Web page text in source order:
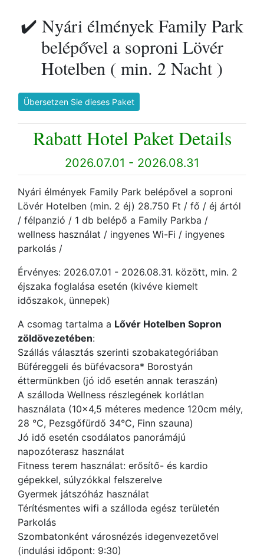
✔️ Nyári élmények Family Park
belépővel a soproni Lövér
Hotelben ( min. 2 Nacht )
Übersetzen Sie dieses Paket
Rabatt Hotel Paket Details
2026.07.01 - 2026.08.31
Nyári élmények Family Park belépővel a soproni
Lövér Hotelben (min. 2 éj) 28.750 Ft / fő / éj ártól
/ félpanzió / 1 db belépő a Family Parkba /
wellness használat / ingyenes Wi-Fi / ingyenes
parkolás /
Érvényes: 2026.07.01 - 2026.08.31. között, min. 2
éjszaka foglalása esetén (kivéve kiemelt
időszakok, ünnepek)
A csomag tartalma a Lővér Hotelben Sopron
zöldövezetében:
Szállás választás szerinti szobakategóriában
Büféreggeli és büfévacsora* Borostyán
éttermünkben (jó idő esetén annak teraszán)
A szálloda Wellness részlegének korlátlan
használata (10x4,5 méteres medence 120cm mély,
28 °C, Pezsgőfürdő 34°C, Finn szauna)
Jó idő esetén csodálatos panorámájú
napozóterasz használat
Fitness terem használat: erősítő- és kardio
gépekkel, súlyzókkal felszerelve
Gyermek játszóház használat
Térítésmentes wifi a szálloda egész területén
Parkolás
Szombatonként városnézés idegenvezetővel
(indulási időpont: 9:30)